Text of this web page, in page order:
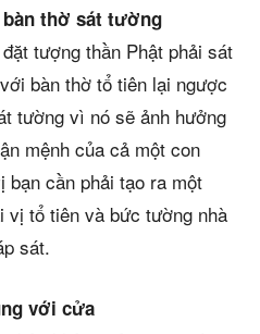
bàn thờ sát tường
tượng thần Phật phải sát
bàn thờ tổ tiên lại ngược
tường vì nó sẽ ảnh hưởng
mệnh của cả một con
cần phải tạo ra một
vị tổ tiên và bức tường nhà
sát.
với cửa